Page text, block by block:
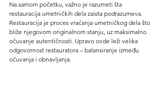
Na samom početku, važno je razumeti šta
restauracija umetničkih dela zaista podrazumeva.
Restauracija je proces vraćanja umetničkog dela što
bliže njegovom originalnom stanju, uz maksimalno
očuvanje autentičnosti. Upravo ovde leži velika
odgovornost restauratora – balansiranje između
očuvanja i obnavljanja.